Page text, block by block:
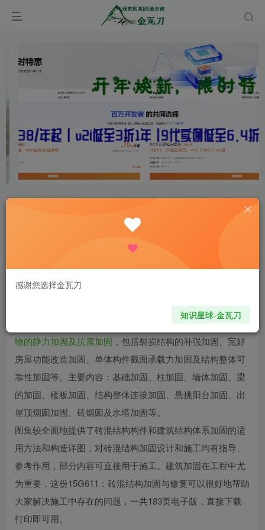
首页 规范图集 标准图集 正文
15G611砖混结构加固与修复
适用于砖混结构房屋及构筑
物的静力加固及抗震加固 ，包括裂损结构的补强加固、完好
房屋功能改造加固、单体构件截面承载力加固及结构整体可
靠性加固等。主要内容：基础加固、柱加固、墙体加固、梁
的加固、楼板加固、结构整体连接加固、悬挑阳台加固、出
屋顶烟囱加固、砖烟囱及水塔加固等。
图集较全面地提供了砖混结构构件和建筑结构体系加固的适
用方法和构造详图，对砖混结构加固设计和施工均有指导、
参考作用，部分内容可直接用于施工。建筑加固在工程中尤
为重要，这份15G611：砖混结构加固与修复可以很好地帮助
大家解决施工中存在的问题，一共183页电子版，直接下载
打印即可用。
感谢您选择金瓦刀
知识星球-金瓦刀